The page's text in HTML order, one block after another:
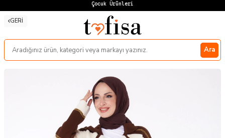
Çocuk Ürünlerind
GERI
Ara